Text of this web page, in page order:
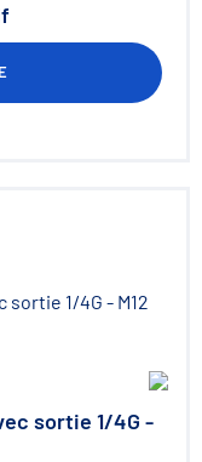
sortie 1/4G -